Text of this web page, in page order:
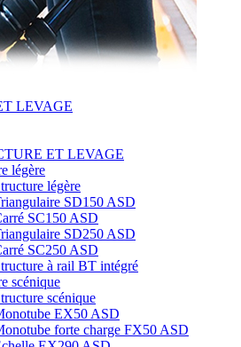
LEVAGE
ET LEVAGE
légère
légère
SD150 ASD
SC150 ASD
SD250 ASD
SC250 ASD
à rail BT intégré
scénique
scénique
EX50 ASD
forte charge FX50 ASD